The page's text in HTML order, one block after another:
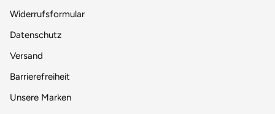
Widerrufsformular
Datenschutz
Versand
Barrierefreiheit
Unsere Marken